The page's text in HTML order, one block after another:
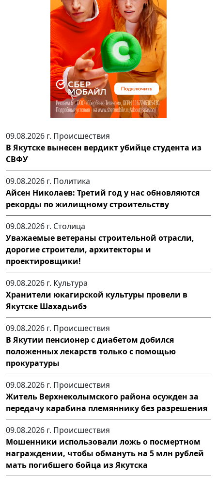
09.08.2026 г. Происшествия
В Якутске вынесен вердикт убийце студента из
СВФУ
09.08.2026 г. Политика
Айсен Николаев: Третий год у нас обновляются
рекорды по жилищному строительству
09.08.2026 г. Столица
Уважаемые ветераны строительной отрасли,
дорогие строители, архитекторы и
проектировщики!
09.08.2026 г. Культура
Хранители юкагирской культуры провели в
Якутске Шахадьибэ
09.08.2026 г. Происшествия
В Якутии пенсионер с диабетом добился
положенных лекарств только с помощью
прокуратуры
09.08.2026 г. Происшествия
Житель Верхнеколымского района осужден за
передачу карабина племяннику без разрешения
09.08.2026 г. Происшествия
Мошенники использовали ложь о посмертном
награждении, чтобы обмануть на 5 млн рублей
мать погибшего бойца из Якутска